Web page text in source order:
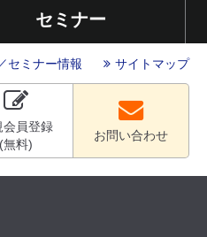
セミナー
セミナー情報 サイトマップ
会員登録
(無料)
お問い合わせ